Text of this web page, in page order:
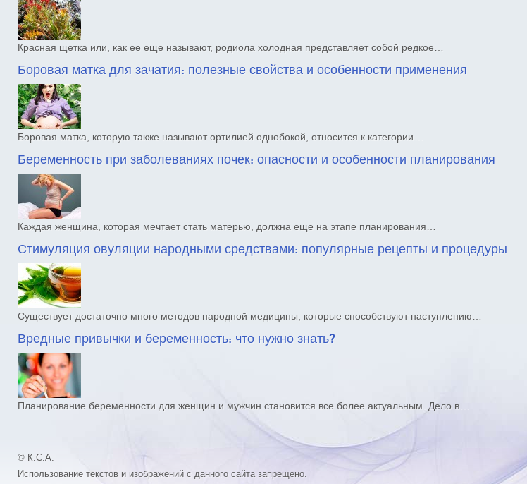
Красная щетка или, как ее еще называют, родиола холодная представляет собой редкое…
Боровая матка для зачатия: полезные свойства и особенности применения
Боровая матка, которую также называют ортилией однобокой, относится к категории…
Беременность при заболеваниях почек: опасности и особенности планирования
Каждая женщина, которая мечтает стать матерью, должна еще на этапе планирования…
Стимуляция овуляции народными средствами: популярные рецепты и процедуры
Существует достаточно много методов народной медицины, которые способствуют наступлению…
Вредные привычки и беременность: что нужно знать?
Планирование беременности для женщин и мужчин становится все более актуальным. Дело в…
© К.С.А.
Использование текстов и изображений с данного сайта запрещено.